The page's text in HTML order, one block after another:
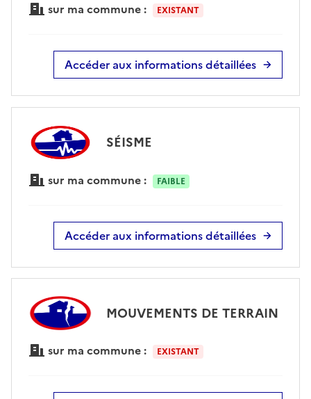
sur ma commune : EXISTANT
Accéder aux informations détaillées
SÉISME
sur ma commune : FAIBLE
Accéder aux informations détaillées
MOUVEMENTS DE TERRAIN
sur ma commune : EXISTANT